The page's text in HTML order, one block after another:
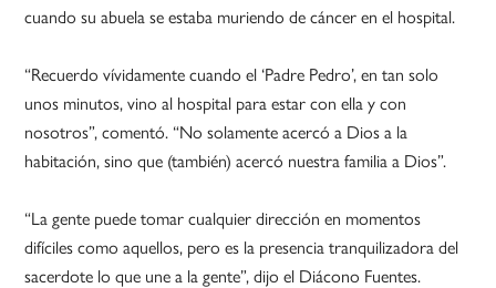
cuando su abuela se estaba muriendo de cáncer en el hospital.
“Recuerdo vívidamente cuando el ‘Padre Pedro’, en tan solo
unos minutos, vino al hospital para estar con ella y con
nosotros”, comentó. “No solamente acercó a Dios a la
habitación, sino que (también) acercó nuestra familia a Dios”.
“La gente puede tomar cualquier dirección en momentos
difíciles como aquellos, pero es la presencia tranquilizadora del
sacerdote lo que une a la gente”, dijo el Diácono Fuentes.